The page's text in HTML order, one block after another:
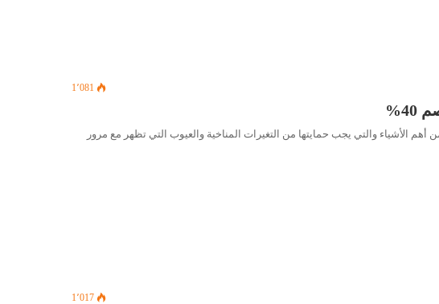
1٬081
الأشياء والتي يجب حمايتها من التغيرات المناخية والعيوب التي تظهر مع مرور
1٬017